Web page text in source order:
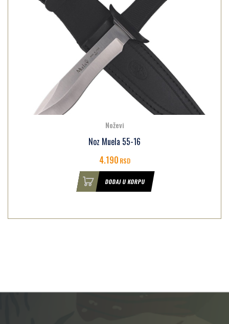
Noževi
Noz Muela 55-16
4.190RSD
DODAJ U KORPU